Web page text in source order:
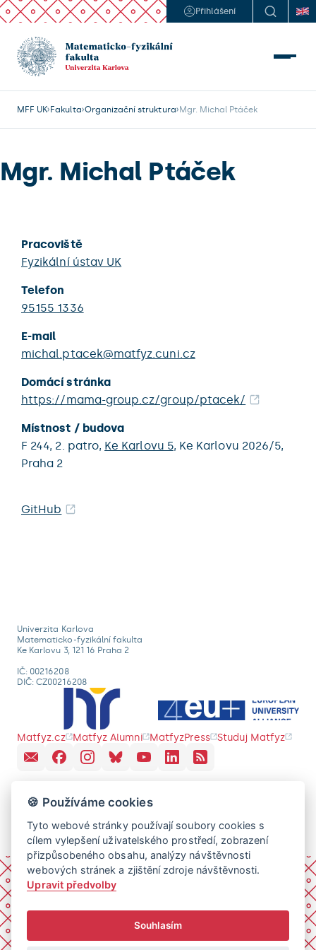
Přihlášení
MFF UK Fakulta Organizační struktura Mgr. Michal Ptáček
Mgr. Michal Ptáček
Pracoviště
Fyzikální ústav UK
Telefon
95155 1336
E-mail
michal.ptacek@matfyz.cuni.cz
Domácí stránka
https://mama-group.cz/group/ptacek/
Místnost / budova
F 244, 2. patro, Ke Karlovu 5, Ke Karlovu 2026/5,
Praha 2
GitHub
Univerzita Karlova
Matematicko-fyzikální fakulta
Ke Karlovu 3, 121 16 Praha 2
IČ: 00216208
DIČ: CZ00216208
Matfyz.cz Matfyz Alumni MatfyzPress Studuj Matfyz
🍪 Používáme cookies
Tyto webové stránky používají soubory cookies s
cílem vylepšení uživatelského prostředí, zobrazení
přizpůsobeného obsahu, analýzy návštěvnosti
webových stránek a zjištění zdroje návštěvnosti.
Upravit předvolby
Souhlasím